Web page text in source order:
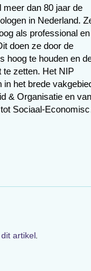
als ze nog
mijn
een of twee
met dezelfde
makkelijk dan
immers vaak al
sporen
in een
Soms maak ik
kunnen
daarmee
meer dan 80 jaar de
in Nederland.
als professional en
doen ze door de
hoog te houden en
te zetten. Het NIP
het brede
& Organisatie en van
Sociaal-
artikel